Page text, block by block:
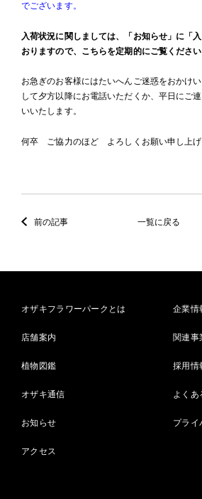
でございます。
入荷状況に関しましては、「お知らせ」に「
おりますので、こちらを定期的にご覧ください
お急ぎのお客様にはたいへんご迷惑をおかけ
して夕方以降にお電話いただくか、平日にご
いいたします。
何卒 ご協力のほど よろしくお願い申し上げ
前の記事 一覧に戻る
オザキフラワーパークとは
店舗案内
植物図鑑
オザキ通信
お知らせ
アクセス
企業情
関連事
採用情
よくあ
プライ